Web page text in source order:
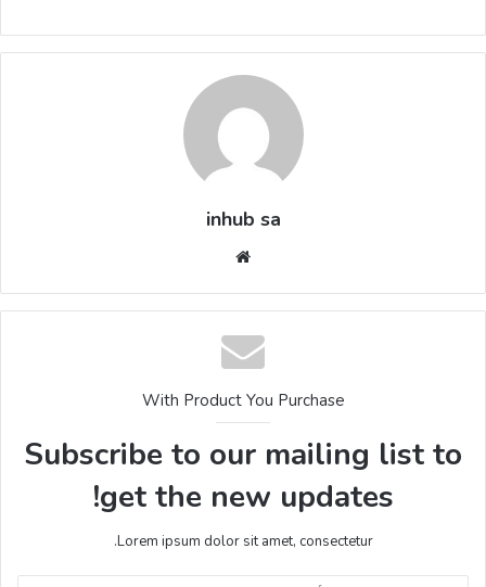
inhub sa
With Product You Purchase
Subscribe to our mailing list to
get the new updates!
Lorem ipsum dolor sit amet, consectetur.